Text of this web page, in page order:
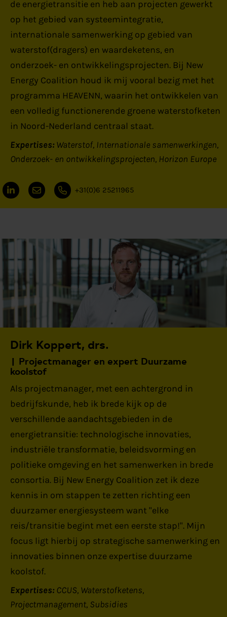
de energietransitie en heb aan projecten gewerkt
op het gebied van systeemintegratie,
internationale samenwerking op gebied van
waterstof(dragers) en waardeketens, en
onderzoek- en ontwikkelingsprojecten. Bij New
Energy Coalition houd ik mij vooral bezig met het
programma HEAVENN, waarin het ontwikkelen van
een volledig functionerende groene waterstofketen
in Noord-Nederland centraal staat.
Expertises: Waterstof Internationale samenwerkingen
Onderzoek- en ontwikkelingsprojecten Horizon Europe
+31(0)6 25211965
Dirk Koppert, drs.
Projectmanager en expert Duurzame
koolstof
Als projectmanager, met een achtergrond in
bedrijfskunde, heb ik brede kijk op de
verschillende aandachtsgebieden in de
energietransitie: technologische innovaties,
industriële transformatie, beleidsvorming en
politieke omgeving en het samenwerken in brede
consortia. Bij New Energy Coalition zet ik deze
kennis in om stappen te zetten richting een
duurzamer energiesysteem want "elke
reis/transitie begint met een eerste stap!". Mijn
focus ligt hierbij op strategische samenwerking en
innovaties binnen onze expertise duurzame
koolstof.
Expertises: CCUS Waterstofketens
Projectmanagement Subsidies